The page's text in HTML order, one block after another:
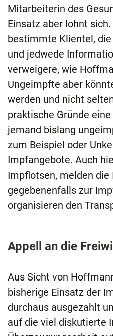
Mitarbeiterin des
Einsatz aber lohnt
bestimmte Klientel,
und jedwede
verweigere, wie
Ungeimpfte aber
werden und nicht
praktische Gründe
jemand bislang
zum Beispiel oder
Impfangebote. Auch
Impflotsen, melden
gegebenenfalls zur
organisieren den
Appell an die
Aus Sicht von
bisherige Einsatz der
durchaus ausgezahlt
auf die viel diskutierte